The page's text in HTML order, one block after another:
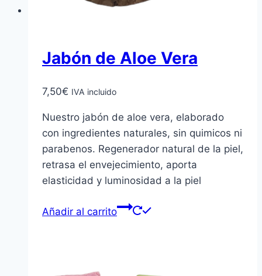
Jabón de Aloe Vera
7,50€ IVA incluido
Nuestro jabón de aloe vera, elaborado
con ingredientes naturales, sin quimicos ni
parabenos. Regenerador natural de la piel,
retrasa el envejecimiento, aporta
elasticidad y luminosidad a la piel
Añadir al carrito